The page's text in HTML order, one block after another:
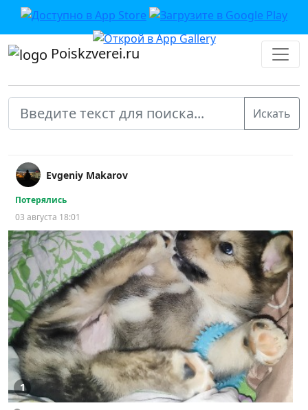
Poiskzverei.ru
Evgeniy Makarov
Потерялись
03 августа 18:01
1